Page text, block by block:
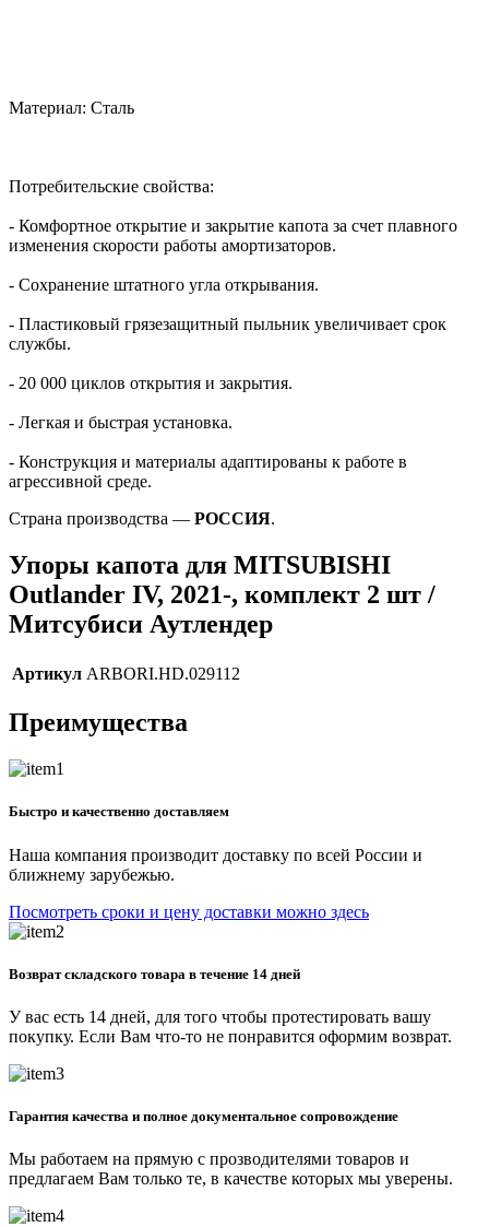
Материал: Сталь
Потребительские свойства:
- Комфортное открытие и закрытие капота за счет плавного
изменения скорости работы амортизаторов.
- Сохранение штатного угла открывания.
- Пластиковый грязезащитный пыльник увеличивает срок
службы.
- 20 000 циклов открытия и закрытия.
- Легкая и быстрая установка.
- Конструкция и материалы адаптированы к работе в
агрессивной среде.
Страна производства — РОССИЯ.
Упоры капота для MITSUBISHI
Outlander IV, 2021-, комплект 2 шт /
Митсубиси Аутлендер
Артикул ARBORI.HD.029112
Преимущества
Быстро и качественно доставляем
Наша компания производит доставку по всей России и
ближнему зарубежью.
Посмотреть сроки и цену доставки можно здесь
Возврат складского товара в течение 14 дней
У вас есть 14 дней, для того чтобы протестировать вашу
покупку. Если Вам что-то не понравится оформим возврат.
Гарантия качества и полное документальное сопровождение
Мы работаем на прямую с прозводителями товаров и
предлагаем Вам только те, в качестве которых мы уверены.